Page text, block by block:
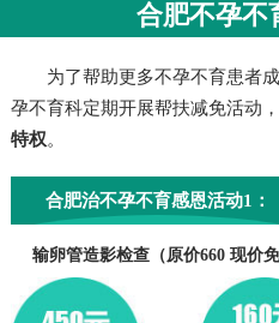
合肥不孕不
为了帮助更多不孕不育患者
孕不育科定期开展帮扶减免活动
特权。
合肥治不孕不育感恩活动1：
输卵管造影检查（原价660 现价免